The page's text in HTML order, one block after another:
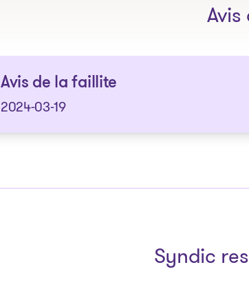
Avis de la faillite
2024-03-19
Syndic